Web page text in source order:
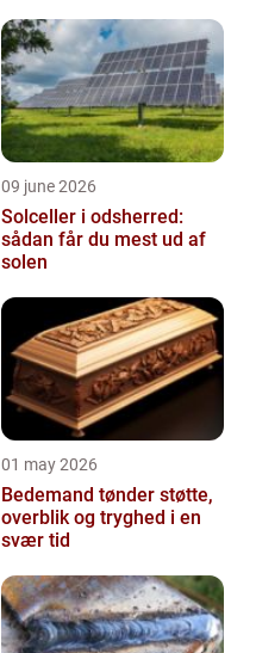
09 june 2026
Solceller i odsherred:
sådan får du mest ud af
solen
01 may 2026
Bedemand tønder støtte,
overblik og tryghed i en
svær tid